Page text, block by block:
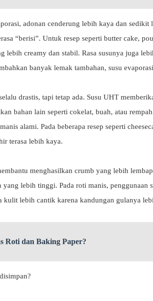
adonan cenderung lebih kaya dan
“berisi”. Untuk resep seperti butter cake,
lebih creamy dan stabil. Rasa susunya juga
banyak lemak tambahan, susu
drastis, tapi tetap ada. Susu UHT
bahan lain seperti cokelat, buah, atau
alami. Pada beberapa resep seperti
terasa lebih kaya.
menghasilkan crumb yang lebih
lebih tinggi. Pada roti manis, penggunaan
kulit lebih cantik karena kandungan gulanya
Roti dan Baking Paper?